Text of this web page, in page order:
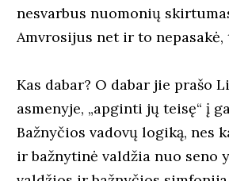
nesvarbus nuomonių
Amvrosijus net ir to
Kas dabar? O dabar jie prašo
asmenyje, „apginti jų teisę“ į
Bažnyčios vadovų logiką, nes
ir bažnytinė valdžia nuo seno